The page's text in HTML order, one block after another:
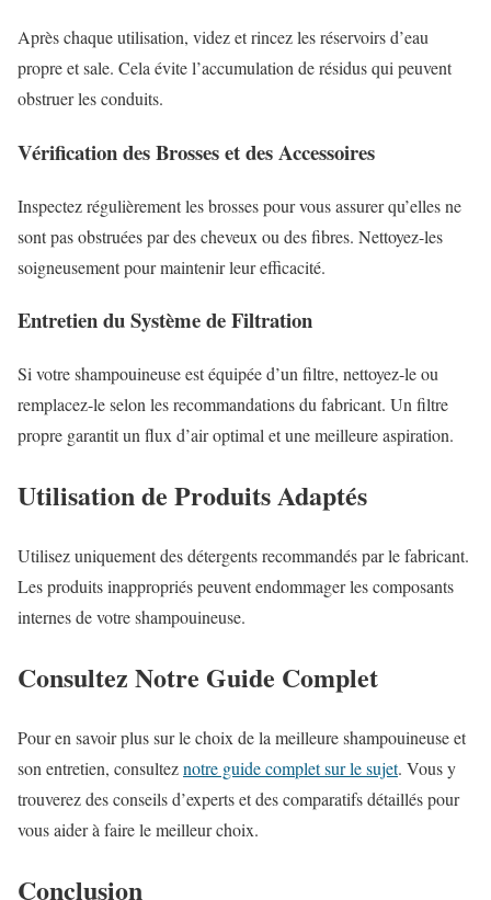
Après chaque utilisation, videz et rincez les réservoirs d’eau
propre et sale. Cela évite l’accumulation de résidus qui peuvent
obstruer les conduits.
Vérification des Brosses et des Accessoires
Inspectez régulièrement les brosses pour vous assurer qu’elles ne
sont pas obstruées par des cheveux ou des fibres. Nettoyez-les
soigneusement pour maintenir leur efficacité.
Entretien du Système de Filtration
Si votre shampouineuse est équipée d’un filtre, nettoyez-le ou
remplacez-le selon les recommandations du fabricant. Un filtre
propre garantit un flux d’air optimal et une meilleure aspiration.
Utilisation de Produits Adaptés
Utilisez uniquement des détergents recommandés par le fabricant.
Les produits inappropriés peuvent endommager les composants
internes de votre shampouineuse.
Consultez Notre Guide Complet
Pour en savoir plus sur le choix de la meilleure shampouineuse et
son entretien, consulteznotre guide complet sur le sujet. Vous y
trouverez des conseils d’experts et des comparatifs détaillés pour
vous aider à faire le meilleur choix.
Conclusion